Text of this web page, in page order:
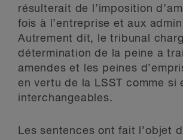
résulterait de l’imposition
fois à l’entreprise et aux
Autrement dit, le tribunal
détermination de la peine a
amendes et les peines
en vertu de la LSST comme si
interchangeables.
Les sentences ont fait l’objet